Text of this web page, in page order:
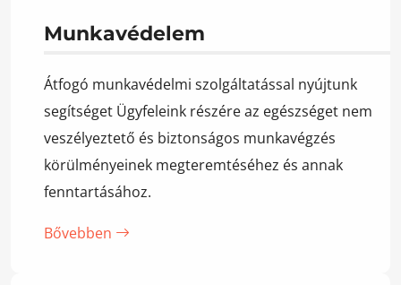
Munkavédelem
Átfogó munkavédelmi szolgáltatással nyújtunk
segítséget Ügyfeleink részére az egészséget nem
veszélyeztető és biztonságos munkavégzés
körülményeinek megteremtéséhez és annak
fenntartásához.
Bővebben